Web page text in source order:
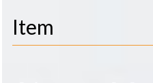
Item